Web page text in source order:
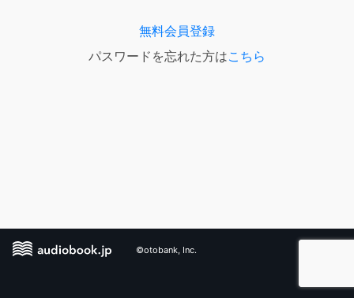
無料会員登録
パスワードを忘れた方はこちら
©otobank, Inc.